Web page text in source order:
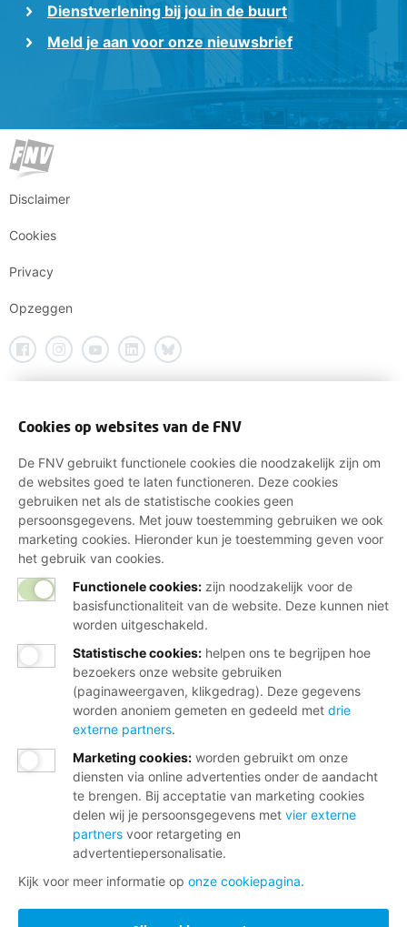
Dienstverlening bij jou in de buurt
Meld je aan voor onze nieuwsbrief
Disclaimer
Cookies
Privacy
Opzeggen
Cookies op websites van de FNV
De FNV gebruikt functionele cookies die noodzakelijk zijn om
de websites goed te laten functioneren. Deze cookies
gebruiken net als de statistische cookies geen
persoonsgegevens. Met jouw toestemming gebruiken we ook
marketing cookies. Hieronder kun je toestemming geven voor
het gebruik van cookies.
Functionele cookies: zijn noodzakelijk voor de
basisfunctionaliteit van de website. Deze kunnen niet
worden uitgeschakeld.
Statistische cookies: helpen ons te begrijpen hoe
bezoekers onze website gebruiken
(paginaweergaven, klikgedrag). Deze gegevens
worden anoniem gemeten en gedeeld met drie
externe partners.
Marketing cookies: worden gebruikt om onze
diensten via online advertenties onder de aandacht
te brengen. Bij acceptatie van marketing cookies
delen wij je persoonsgegevens met vier externe
partners voor retargeting en
advertentiepersonalisatie.
Kijk voor meer informatie op onze cookiepagina.